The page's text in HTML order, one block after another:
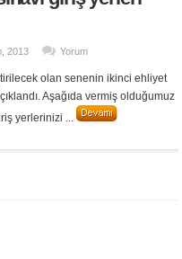
2013 Yorum
olan senenin ikinci ehliyet
Aşağıda vermiş olduğumuz
yerlerinizi ...